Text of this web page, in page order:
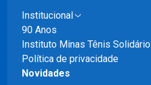
Institucional
90 Anos
Instituto Minas Tênis Solidário
Política de privacidade
Novidades